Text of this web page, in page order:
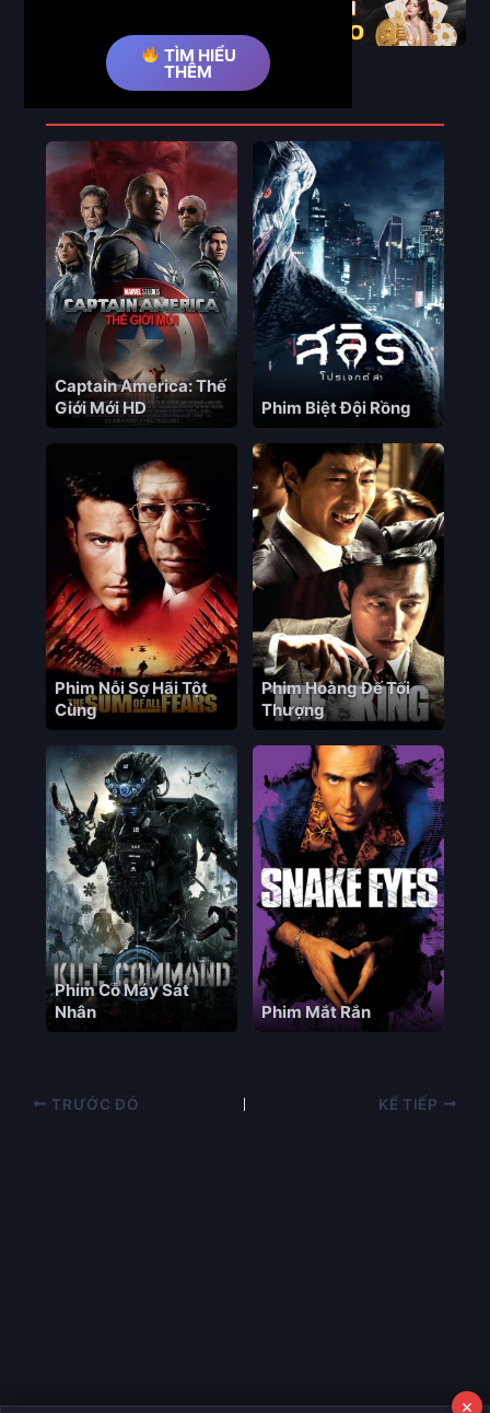
TÌM HIỂU
THÊM
Phim Liên Quan
Captain America: Thế
Giới Mới HD
Phim Biệt Đội Rồng
Phim Nỗi Sợ Hãi Tột
Cùng
Phim Hoàng Đế Tối
Thượng
Phim Cỗ Máy Sát
Nhân
Phim Mắt Rắn
TRƯỚC ĐÓ KẾ TIẾP
×